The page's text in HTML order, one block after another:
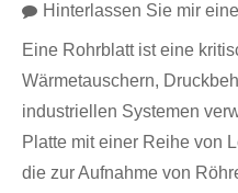
Hinterlassen Sie mir
Eine Rohrblatt ist eine
Wärmetauschern,
industriellen Systemen
Platte mit einer Reihe von
die zur Aufnahme von